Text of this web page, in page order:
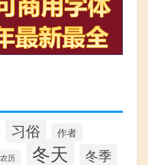
习俗 作者
农历 冬天 冬季